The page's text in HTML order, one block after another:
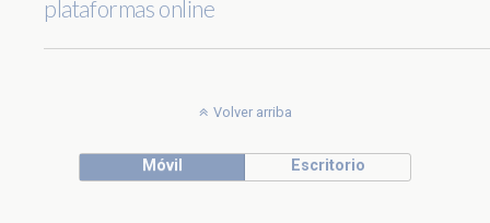
plataformas online
Volver arriba
Móvil Escritorio